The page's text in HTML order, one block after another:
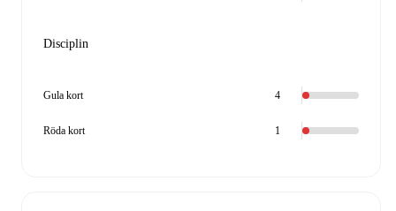
Disciplin
Gula kort 4
Röda kort 1